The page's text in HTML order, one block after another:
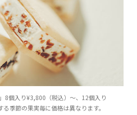
8個入り¥3,800（税込）～、12個入り
季節の果実毎に価格は異なります。